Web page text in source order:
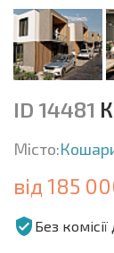
ID 14481
Місто:
від 185
Без